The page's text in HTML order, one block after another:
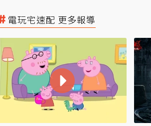
電玩宅速配 更多報導